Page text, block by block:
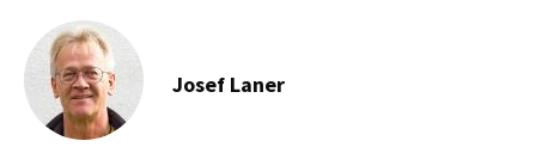
Josef Laner